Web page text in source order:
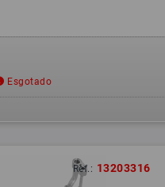
Esgotado
Ref.: 13203316